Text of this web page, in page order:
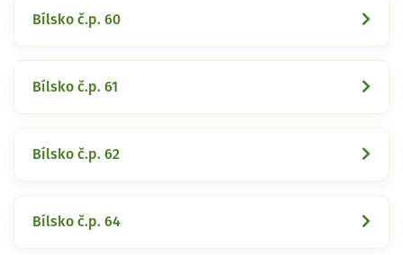
Bílsko č.p. 60
Bílsko č.p. 61
Bílsko č.p. 62
Bílsko č.p. 64